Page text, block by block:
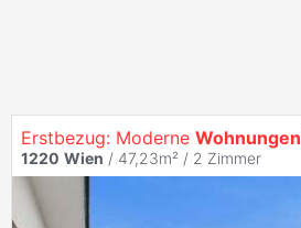
Erstbezug: Moderne Wohnungen
1220 Wien / 47,23m² / 2 Zimmer